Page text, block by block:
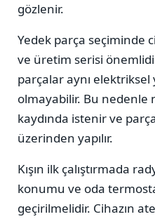
gözlenir.
Yedek parça seçiminde
ve üretim serisi
parçalar aynı
olmayabilir. Bu nedenle
kaydında istenir ve
üzerinden yapılır.
Kışın ilk çalıştırmada
konumu ve oda
geçirilmelidir. Cihazın